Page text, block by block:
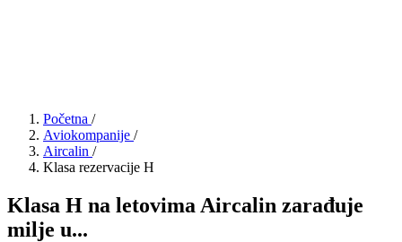
Početna /
Aviokompanije /
Aircalin /
Klasa rezervacije H
Klasa H na letovima Aircalin zarađuje
milje u...